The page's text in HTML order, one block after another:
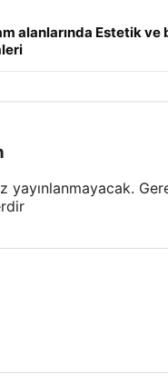
alanlarında Estetik ve
yayınlanmayacak.